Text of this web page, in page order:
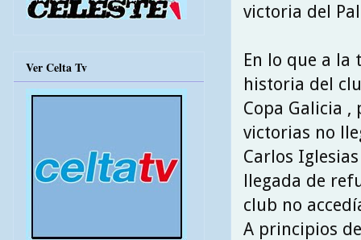
victoria del
En lo que a la
historia del
Copa Galicia ,
victorias no
Carlos
llegada de
club no
A principios
Ver Celta Tv